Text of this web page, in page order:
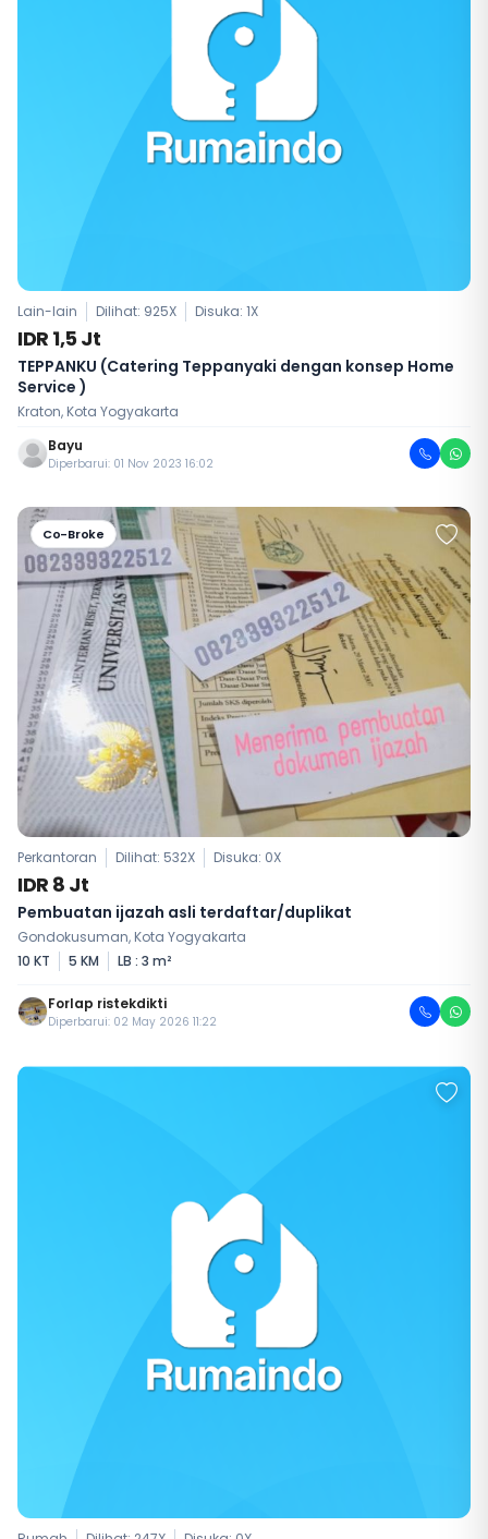
Lain-lain Dilihat: 925X Disuka: 1X
IDR 1,5 Jt
TEPPANKU (Catering Teppanyaki dengan konsep Home
Service )
Kraton, Kota Yogyakarta
Bayu
Diperbarui: 01 Nov 2023 16:02
Co-Broke
Perkantoran Dilihat: 532X Disuka: 0X
IDR 8 Jt
Pembuatan ijazah asli terdaftar/duplikat
Gondokusuman, Kota Yogyakarta
10 KT
5 KM LB : 3 m²
Forlap ristekdikti
Diperbarui: 02 May 2026 11:22